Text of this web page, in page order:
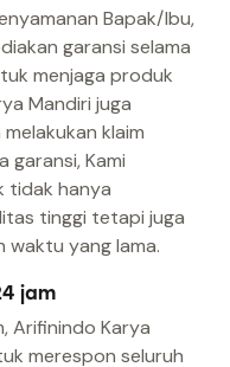
Bapak/Ibu,
garansi selama
menjaga produk
Mandiri juga
klaim
garansi, Kami
tidak hanya
tinggi tetapi juga
yang lama.
jam
Arifinindo Karya
merespon seluruh